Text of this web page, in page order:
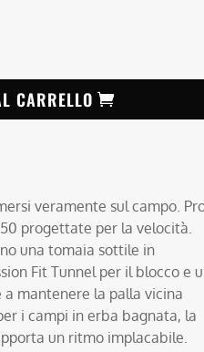
CARRELLO
veramente sul campo.
progettate per la velocità.
una tomaia sottile in
Fit Tunnel per il blocco e
mantenere la palla vicina
i campi in erba bagnata, la
un ritmo implacabile.